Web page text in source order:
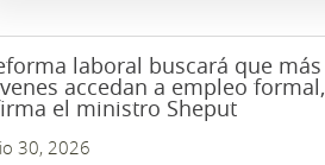
laboral buscará que más
accedan a empleo formal,
el ministro Sheput
30, 2026